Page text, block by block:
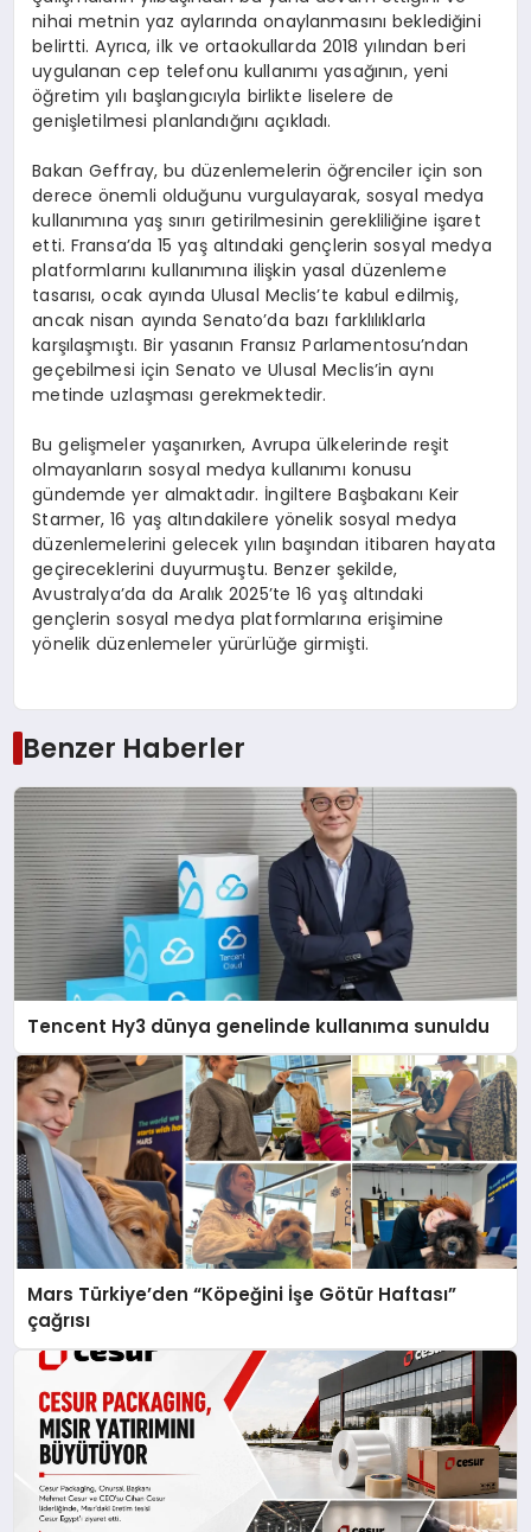
nihai metnin yaz aylarında onaylanmasını beklediğini
belirtti. Ayrıca, ilk ve ortaokullarda 2018 yılından beri
uygulanan cep telefonu kullanımı yasağının, yeni
öğretim yılı başlangıcıyla birlikte liselere de
genişletilmesi planlandığını açıkladı.
Bakan Geffray, bu düzenlemelerin öğrenciler için son
derece önemli olduğunu vurgulayarak, sosyal medya
kullanımına yaş sınırı getirilmesinin gerekliliğine işaret
etti. Fransa’da 15 yaş altındaki gençlerin sosyal medya
platformlarını kullanımına ilişkin yasal düzenleme
tasarısı, ocak ayında Ulusal Meclis’te kabul edilmiş,
ancak nisan ayında Senato’da bazı farklılıklarla
karşılaşmıştı. Bir yasanın Fransız Parlamentosu’ndan
geçebilmesi için Senato ve Ulusal Meclis’in aynı
metinde uzlaşması gerekmektedir.
Bu gelişmeler yaşanırken, Avrupa ülkelerinde reşit
olmayanların sosyal medya kullanımı konusu
gündemde yer almaktadır. İngiltere Başbakanı Keir
Starmer, 16 yaş altındakilere yönelik sosyal medya
düzenlemelerini gelecek yılın başından itibaren hayata
geçireceklerini duyurmuştu. Benzer şekilde,
Avustralya’da da Aralık 2025’te 16 yaş altındaki
gençlerin sosyal medya platformlarına erişimine
yönelik düzenlemeler yürürlüğe girmişti.
Benzer Haberler
Tencent Hy3 dünya genelinde kullanıma sunuldu
Mars Türkiye’den “Köpeğini İşe Götür Haftası”
çağrısı